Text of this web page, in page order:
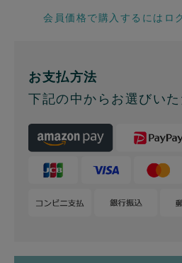
会員価格で購入するにはロ
お支払方法
下記の中からお選びいた